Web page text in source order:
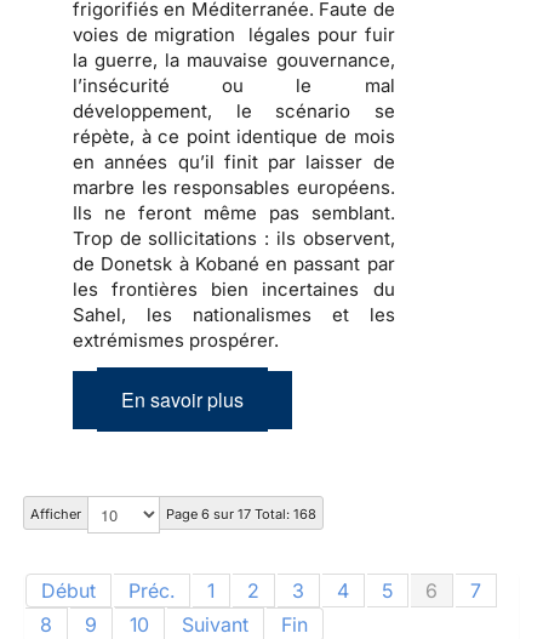
frigorifiés en Méditerranée. Faute de
voies de migration légales pour fuir
la guerre, la mauvaise gouvernance,
l’insécurité ou le mal
développement, le scénario se
répète, à ce point identique de mois
en années qu’il finit par laisser de
marbre les responsables européens.
Ils ne feront même pas semblant.
Trop de sollicitations : ils observent,
de Donetsk à Kobané en passant par
les frontières bien incertaines du
Sahel, les nationalismes et les
extrémismes prospérer.
En savoir plus
Afficher Page 6 sur 17 Total: 168
Début Préc. 1 2 3 4 5 6
7
8
9 10 Suivant Fin